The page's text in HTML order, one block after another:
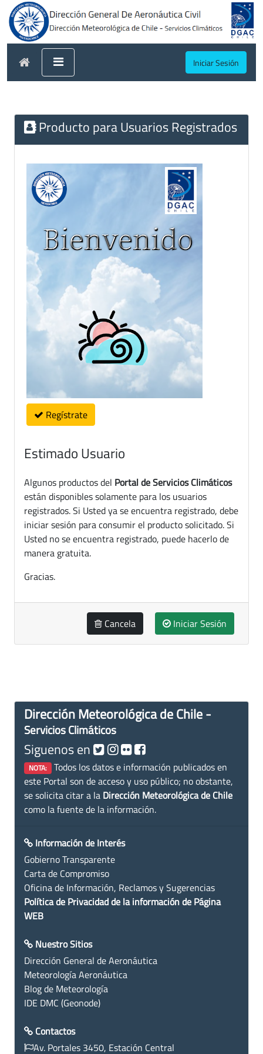
Iniciar Sesión
Producto para Usuarios Registrados
Regístrate
Estimado Usuario
Algunos productos del Portal de Servicios Climáticos
están disponibles solamente para los usuarios
registrados. Si Usted ya se encuentra registrado, debe
iniciar sesión para consumir el producto solicitado. Si
Usted no se encuentra registrado, puede hacerlo de
manera gratuita.
Gracias.
Cancela Iniciar Sesión
Dirección Meteorológica de Chile -
Servicios Climáticos
Siguenos en
NOTA: Todos los datos e información publicados en
este Portal son de acceso y uso público; no obstante,
se solicita citar a la Dirección Meteorológica de Chile
como la fuente de la información.
Información de Interés
Gobierno Transparente
Carta de Compromiso
Oficina de Información, Reclamos y Sugerencias
Política de Privacidad de la información de Página
WEB
Nuestro Sitios
Dirección General de Aeronáutica
Meteorología Aeronáutica
Blog de Meteorología
IDE DMC (Geonode)
Contactos
Av. Portales 3450, Estación Central